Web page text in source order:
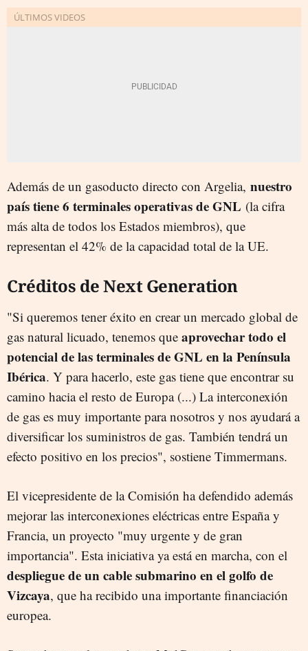
Además de un gasoducto directo con Argelia, nuestro
país tiene 6 terminales operativas de GNL (la cifra
más alta de todos los Estados miembros), que
representan el 42% de la capacidad total de la UE.
Créditos de Next Generation
"Si queremos tener éxito en crear un mercado global de
gas natural licuado, tenemos que aprovechar todo el
potencial de las terminales de GNL en la Península
Ibérica. Y para hacerlo, este gas tiene que encontrar su
camino hacia el resto de Europa (...) La interconexión
de gas es muy importante para nosotros y nos ayudará a
diversificar los suministros de gas. También tendrá un
efecto positivo en los precios", sostiene Timmermans.
El vicepresidente de la Comisión ha defendido además
mejorar las interconexiones eléctricas entre España y
Francia, un proyecto "muy urgente y de gran
importancia". Esta iniciativa ya está en marcha, con el
despliegue de un cable submarino en el golfo de
Vizcaya, que ha recibido una importante financiación
europea.